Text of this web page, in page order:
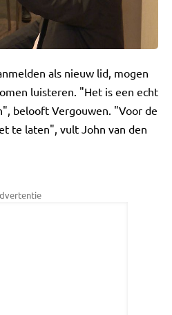
als nieuw lid, mogen
luisteren. "Het is een echt
belooft Vergouwen. "Voor de
te laten", vult John van den